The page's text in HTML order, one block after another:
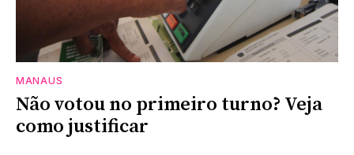
MANAUS
Não votou no primeiro turno? Veja
como justificar